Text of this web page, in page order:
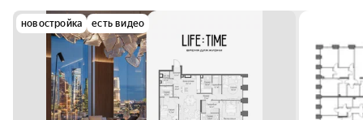
новостройка есть видео